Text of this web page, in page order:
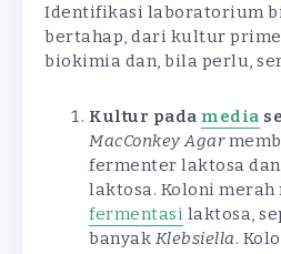
Identifikasi laboratorium
bertahap, dari kultur
biokimia dan, bila perlu,
Kultur pada media
MacConkey Agar
fermenter laktosa
laktosa. Koloni
fermentasi laktosa,
banyak Klebsiella.